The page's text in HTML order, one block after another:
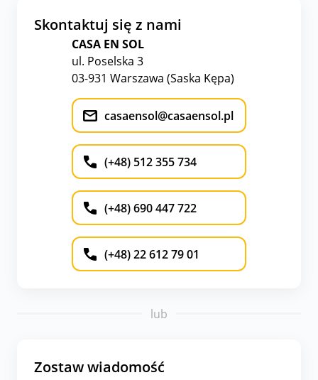
Skontaktuj się z nami
CASA EN SOL
ul. Poselska 3
03-931 Warszawa (Saska Kępa)
casaensol@casaensol.pl
(+48) 512 355 734
(+48) 690 447 722
(+48) 22 612 79 01
lub
Zostaw wiadomość